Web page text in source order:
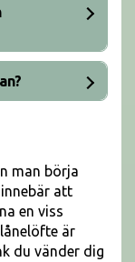
man börja
att
en viss
är
du vänder dig